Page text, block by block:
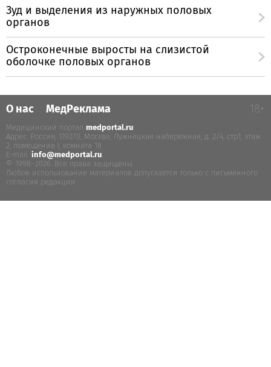
Зуд и выделения из наружных половых
органов
Остроконечные выросты на слизистой
оболочке половых органов
О нас МедРеклама 18+
Медицинский портал medportal.ru
Адрес: Россия, 119270, Москва, Лужнецкая набережная, д. 2/4, стр.1, этаж
2, помещение I, комната 18
E-mail: info@medportal.ru
© 1998–2026. Все права защищены.
Любое использование материалов допускается только с письменного
согласия редакции.